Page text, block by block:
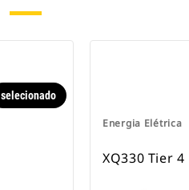
selecionado
Energia Elétrica
XQ330 Tier 4